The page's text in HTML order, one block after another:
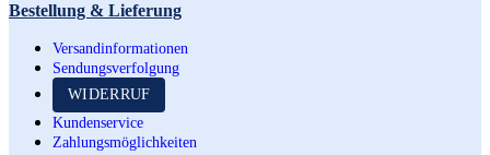
Bestellung & Lieferung
Versandinformationen
Sendungsverfolgung
WIDERRUF
Kundenservice
Zahlungsmöglichkeiten